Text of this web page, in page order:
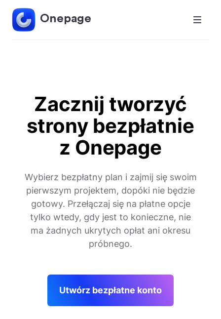
Onepage
Zacznij tworzyć
strony bezpłatnie
z Onepage
Wybierz bezpłatny plan i zajmij się swoim
pierwszym projektem, dopóki nie będzie
gotowy. Przełączaj się na płatne opcje
tylko wtedy, gdy jest to konieczne, nie
ma żadnych ukrytych opłat ani okresu
próbnego.
Utwórz bezpłatne konto